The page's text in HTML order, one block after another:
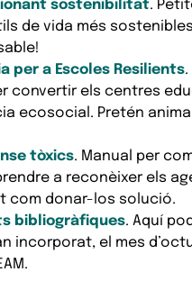
sostenibilitat.
de vida més
per a Escoles Resilients.
convertir els centres
ecosocial. Pretén
tòxics. Manual per
a reconèixer els
com donar-los solució.
bibliogràfiques. Aquí
incorporat, el mes